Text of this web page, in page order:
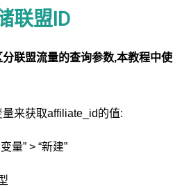
联盟ID
联盟流量的查询参数,本教程中使
来获取affiliate_id的值:
量” > “新建”